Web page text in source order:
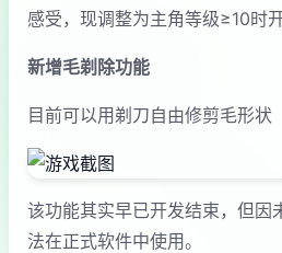
感受，现调整为主角等级≥10时
新增毛剃除功能
目前可以用剃刀自由修剪毛形状
该功能其实早已开发结束，但因
法在正式软件中使用。